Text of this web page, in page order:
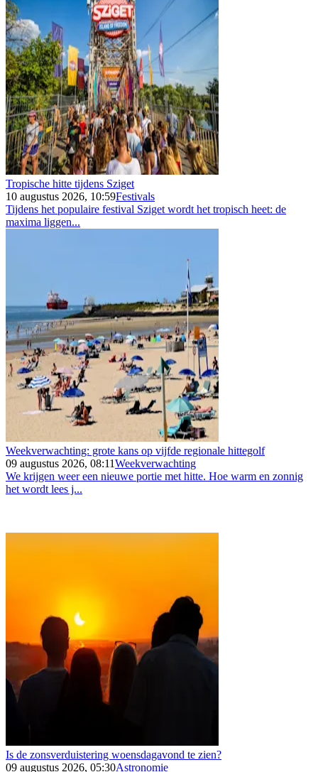
Tropische hitte tijdens Sziget
10 augustus 2026, 10:59Festivals
Tijdens het populaire festival Sziget wordt het tropisch heet: de
maxima liggen...
Weekverwachting: grote kans op vijfde regionale hittegolf
09 augustus 2026, 08:11Weekverwachting
We krijgen weer een nieuwe portie met hitte. Hoe warm en zonnig
het wordt lees j...
Is de zonsverduistering woensdagavond te zien?
09 augustus 2026, 05:30Astronomie